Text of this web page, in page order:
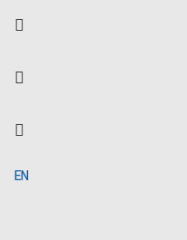
EN